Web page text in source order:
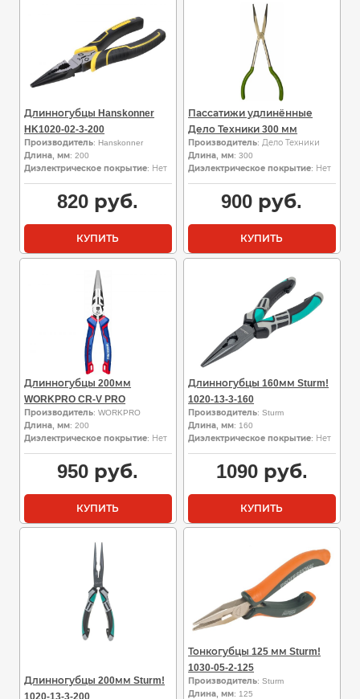
Длинногубцы Hanskonner
HK1020-02-3-200
Производитель: Hanskonner
Длина, мм: 200
Диэлектрическое покрытие: Нет
820 руб.
КУПИТЬ
Пассатижи удлинённые
Дело Техники 300 мм
Производитель: Дело Техники
Длина, мм: 300
Диэлектрическое покрытие: Нет
900 руб.
КУПИТЬ
Длинногубцы 200мм
WORKPRO CR-V PRO
Производитель: WORKPRO
Длина, мм: 200
Диэлектрическое покрытие: Нет
950 руб.
КУПИТЬ
Длинногубцы 160мм Sturm!
1020-13-3-160
Производитель: Sturm
Длина, мм: 160
Диэлектрическое покрытие: Нет
1090руб.
КУПИТЬ
Длинногубцы 200мм Sturm!
1020-13-3-200
Тонкогубцы 125 мм Sturm!
1030-05-2-125
Производитель: Sturm
Длина, мм: 125